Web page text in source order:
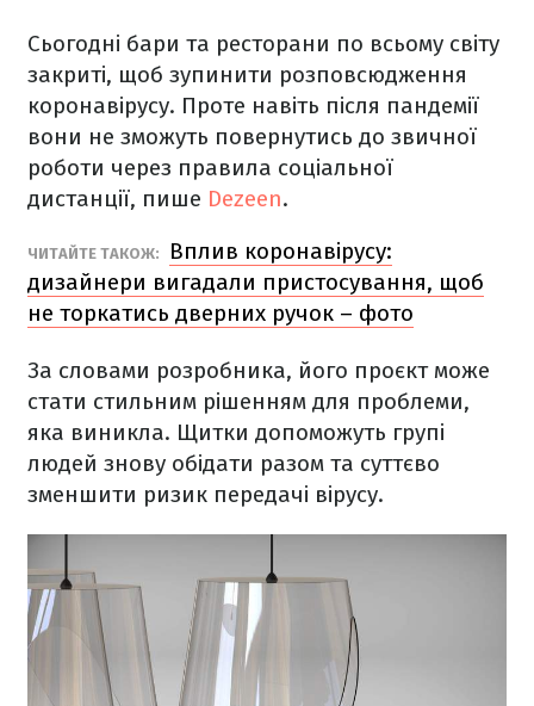
Сьогодні бари та ресторани по всьому світу
закриті, щоб зупинити розповсюдження
коронавірусу. Проте навіть після пандемії
вони не зможуть повернутись до звичної
роботи через правила соціальної
дистанції, пише Dezeen.
ЧИТАЙТЕ ТАКОЖ:
Вплив коронавірусу:
дизайнери вигадали пристосування, щоб
не торкатись дверних ручок – фото
За словами розробника, його проєкт може
стати стильним рішенням для проблеми,
яка виникла. Щитки допоможуть групі
людей знову обідати разом та суттєво
зменшити ризик передачі вірусу.